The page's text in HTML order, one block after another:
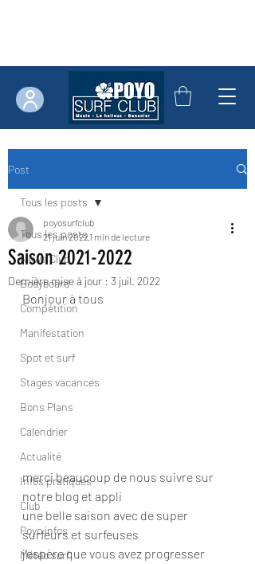
Post
Tous les posts
News Club
Bodyboard
Compétition
Manifestation
Spot et surf
Stages vacances
Bons Plans
Calendrier
Actualité
Infos pratiques
Club
Poyo infos
Météo surf
Tous les posts
Saison 2021-2022
poyosurfclub
21 juin 20221 min de lecture
Dernière mise à jour : 3 juil. 2022
Bonjour à tous
merci beaucoup de nous suivre sur
notre blog et appli
une belle saison avec de super
surfeurs et surfeuses
j’espère que vous avez progresser